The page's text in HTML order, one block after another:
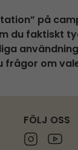
på
du faktiskt
frågor om
FÖLJ OSS
Instagram
Youtube